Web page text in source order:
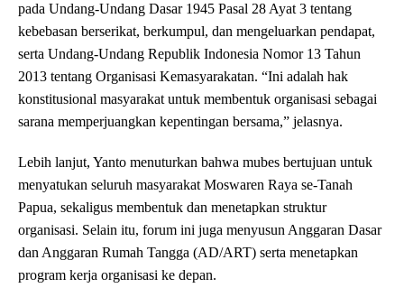
pada Undang-Undang Dasar 1945 Pasal 28 Ayat 3 tentang
kebebasan berserikat, berkumpul, dan mengeluarkan pendapat,
serta Undang-Undang Republik Indonesia Nomor 13 Tahun
2013 tentang Organisasi Kemasyarakatan. “Ini adalah hak
konstitusional masyarakat untuk membentuk organisasi sebagai
sarana memperjuangkan kepentingan bersama,” jelasnya.
Lebih lanjut, Yanto menuturkan bahwa mubes bertujuan untuk
menyatukan seluruh masyarakat Moswaren Raya se-Tanah
Papua, sekaligus membentuk dan menetapkan struktur
organisasi. Selain itu, forum ini juga menyusun Anggaran Dasar
dan Anggaran Rumah Tangga (AD/ART) serta menetapkan
program kerja organisasi ke depan.